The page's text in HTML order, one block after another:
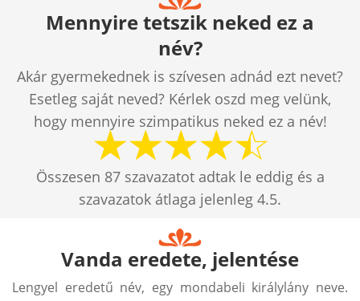
Mennyire tetszik neked ez a
név?
Akár gyermekednek is szívesen adnád ezt nevet?
Esetleg saját neved? Kérlek oszd meg velünk,
hogy mennyire szimpatikus neked ez a név!
Összesen 87szavazatot adtak le eddig és a
szavazatok átlaga jelenleg 4.5.
Vanda eredete, jelentése
Lengyel eredetű név, egy mondabeli királylány neve.